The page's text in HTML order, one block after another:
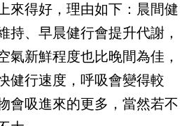
來得好，理由如下：晨間健
持、早晨健行會提升代謝，
氣新鮮程度也比晚間為佳，
健行速度，呼吸會變得較
會吸進來的更多，當然若不